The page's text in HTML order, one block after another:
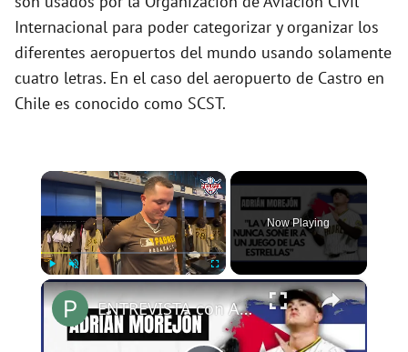
Internacional para poder categorizar y organizar los
diferentes aeropuertos del mundo usando solamente
cuatro letras. En el caso del aeropuerto de Castro en
Chile es conocido como SCST.
×
Play Unmute Fullscreen
Now Playing
×
ENTREVISTA con ADRIÁN MOREJÓN en MIAMI